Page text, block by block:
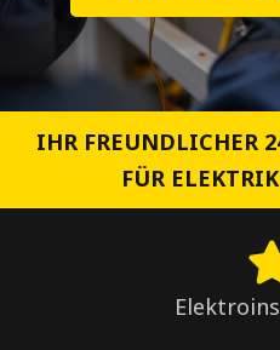
IHR FREUNDLICHER
FÜR